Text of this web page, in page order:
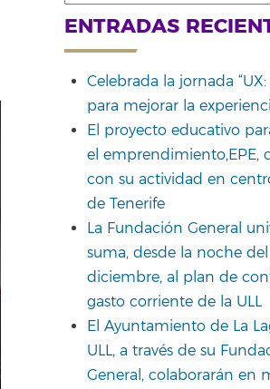
for:
ENTRADAS
Celebrada la jornada
para mejorar la
El proyecto educativo
el emprendimiento,EPE,
con su actividad en
de Tenerife
La Fundación General
suma, desde la noche
diciembre, al plan de
gasto corriente de la ULL
El Ayuntamiento de La
ULL, a través de su
General, colaborarán en